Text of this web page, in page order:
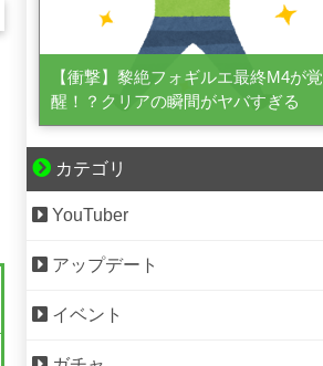
【衝撃】黎絶フォギルエ最終M4が覚
醒！？クリアの瞬間がヤバすぎる
カテゴリ
YouTuber
アップデート
イベント